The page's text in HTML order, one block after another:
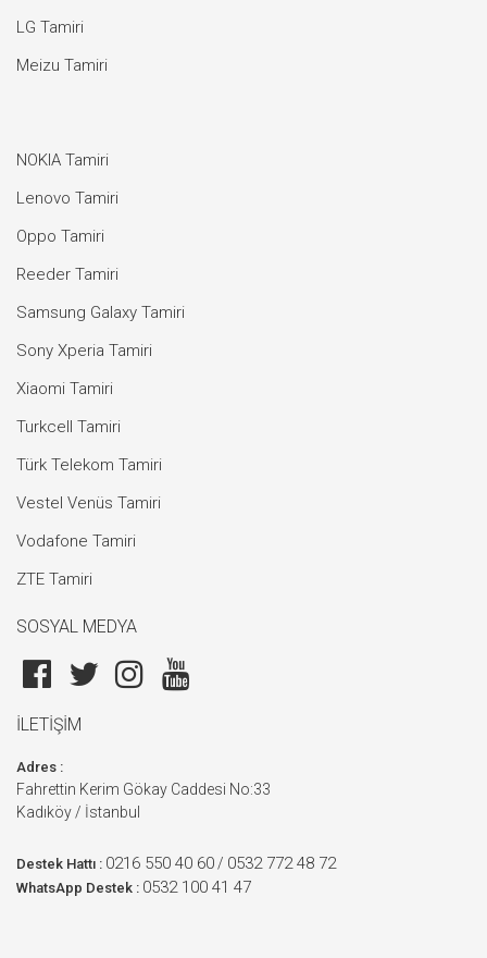
LG Tamiri
Meizu Tamiri
NOKIA Tamiri
Lenovo Tamiri
Oppo Tamiri
Reeder Tamiri
Samsung Galaxy Tamiri
Sony Xperia Tamiri
Xiaomi Tamiri
Turkcell Tamiri
Türk Telekom Tamiri
Vestel Venüs Tamiri
Vodafone Tamiri
ZTE Tamiri
SOSYAL MEDYA
İLETİŞİM
Adres :
Fahrettin Kerim Gökay Caddesi No:33
Kadıköy / İstanbul
Destek Hattı : 0216 550 40 60 / 0532 772 48 72
WhatsApp Destek : 0532 100 41 47